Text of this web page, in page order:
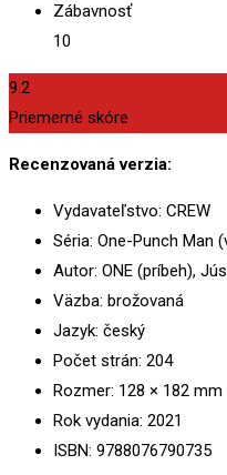
Zábavnosť
10
9.2
Priemerné skóre
Recenzovaná verzia:
Vydavateľstvo: CREW
Séria: One-Punch Man
Autor: ONE (príbeh),
Väzba: brožovaná
Jazyk: český
Počet strán: 204
Rozmer: 128 × 182 mm
Rok vydania: 2021
ISBN: 9788076790735